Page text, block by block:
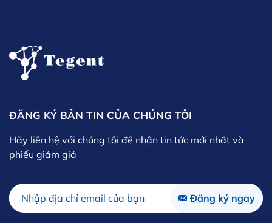
ĐĂNG KÝ BẢN TIN CỦA CHÚNG TÔI
Hãy liên hệ với chúng tôi để nhận tin tức mới nhất và
phiếu giảm giá